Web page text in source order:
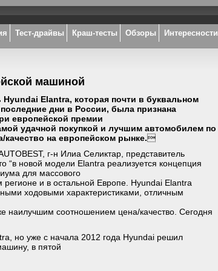
Тест-драйвы Краш-тесты Обзоры Интересности
машиной
Elantra, которая почти в буквальном
дни в России, была признана
европейской премии
удачной покупкой и лучшим автомобилем по
на европейском рынке.
г-н Илиа Селиктар, представитель
“в новой модели Elantra реализуется концепция
для массового
регионе и в остальной Европе. Hyundai Elantra
ходовыми характеристиками, отличным
наилучшим соотношением цена/качество. Сегодня
но уже с начала 2012 года Hyundai решил
в пятой